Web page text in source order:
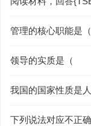
古董为自己所有．
某因资金周转需要
打工期间．其住房
的房屋，并约定，
缮以后．因遇百年
合同效力如何?
管理的核心职能
领导的实质是（
我国的国家性质是
下列说法对应不